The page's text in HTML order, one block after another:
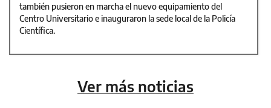
también pusieron en marcha el nuevo equipamiento del
Centro Universitario e inauguraron la sede local de la Policía
Científica.
Ver más noticias